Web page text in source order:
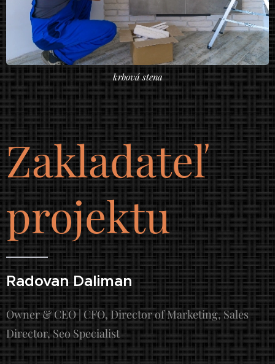
krbová stena
Zakladateľ
projektu
Radovan Daliman
Owner & CEO | CFO, Director of Marketing, Sales
Director, Seo Specialist